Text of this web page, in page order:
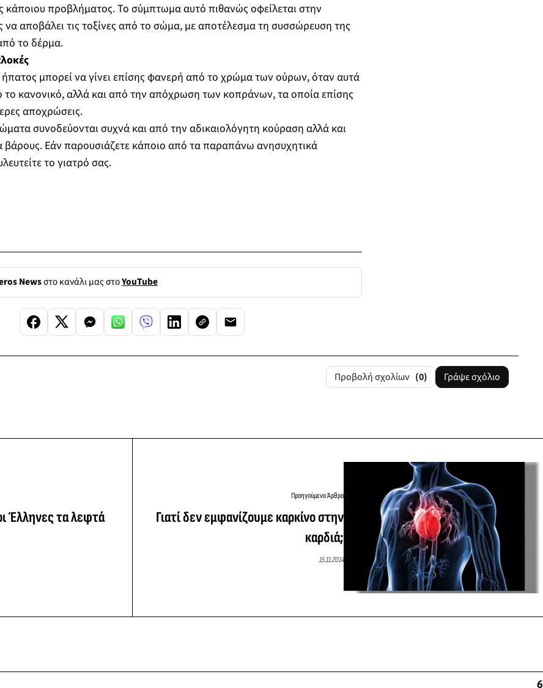
κάποιου προβλήματος. Το σύμπτωμα αυτό πιθανώς οφείλεται στην
να αποβάλει τις τοξίνες από το σώμα, με αποτέλεσμα τη συσσώρευση της
το δέρμα.
ήπατος μπορεί να γίνει επίσης φανερή από το χρώμα των ούρων, όταν αυτά
το κανονικό, αλλά και από την απόχρωση των κοπράνων, τα οποία επίσης
αποχρώσεις.
συνοδεύονται συχνά και από την αδικαιολόγητη κούραση αλλά και
βάρους. Εάν παρουσιάζετε κάποιο από τα παραπάνω ανησυχητικά
το γιατρό σας.
Newsστο κανάλι μας στοYouTube
Προβολή σχολίων (0) Γράψε σχόλιο
Έλληνες τα λεφτά
Προηγούμενο Άρθρο
Γιατί δεν εμφανίζουμε καρκίνο στην
καρδιά;
15.11.2014
6